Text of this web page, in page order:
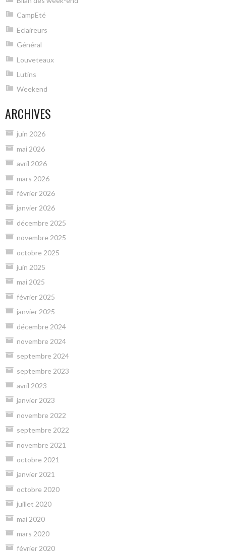
CampEté
Eclaireurs
Général
Louveteaux
Lutins
Weekend
ARCHIVES
juin 2026
mai 2026
avril 2026
mars 2026
février 2026
janvier 2026
décembre 2025
novembre 2025
octobre 2025
juin 2025
mai 2025
février 2025
janvier 2025
décembre 2024
novembre 2024
septembre 2024
septembre 2023
avril 2023
janvier 2023
novembre 2022
septembre 2022
novembre 2021
octobre 2021
janvier 2021
octobre 2020
juillet 2020
mai 2020
mars 2020
février 2020